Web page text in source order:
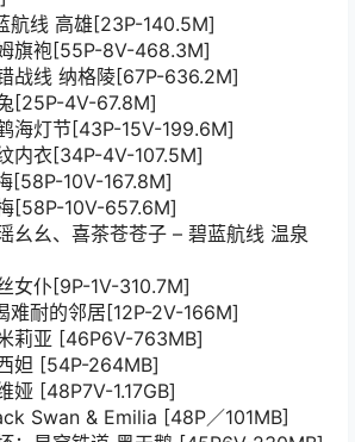
航线 高雄[23P-140.5M]
旗袍[55P-8V-468.3M]
战线 纳格陵[67P-636.2M]
[25P-4V-67.8M]
海灯节[43P-15V-199.6M]
内衣[34P-4V-107.5M]
[58P-10V-167.8M]
[58P-10V-657.6M]
幺幺、喜茶苍苍子 – 碧蓝航线 温泉
女仆[9P-1V-310.7M]
难耐的邻居[12P-2V-166M]
莉亚 [46P6V-763MB]
妲 [54P-264MB]
娅 [48P7V-1.17GB]
Swan & Emilia [48P／101MB]